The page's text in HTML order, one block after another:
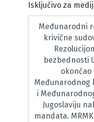
Isključivo za
Međunarodni
krivične
bezbednosti
okončao
Međunarodnog
i
Jugoslaviju
mandata.